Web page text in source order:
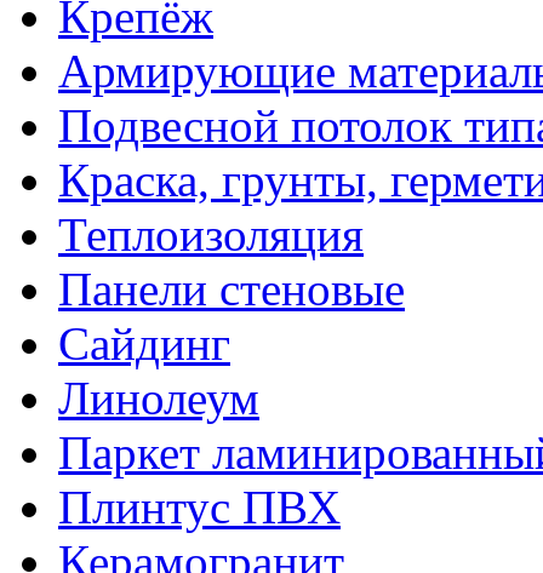
Крепёж
Армирующие
Подвесной потолок
Краска, грунты,
Теплоизоляция
Панели стеновые
Сайдинг
Линолеум
Паркет
Плинтус ПВХ
Керамогранит